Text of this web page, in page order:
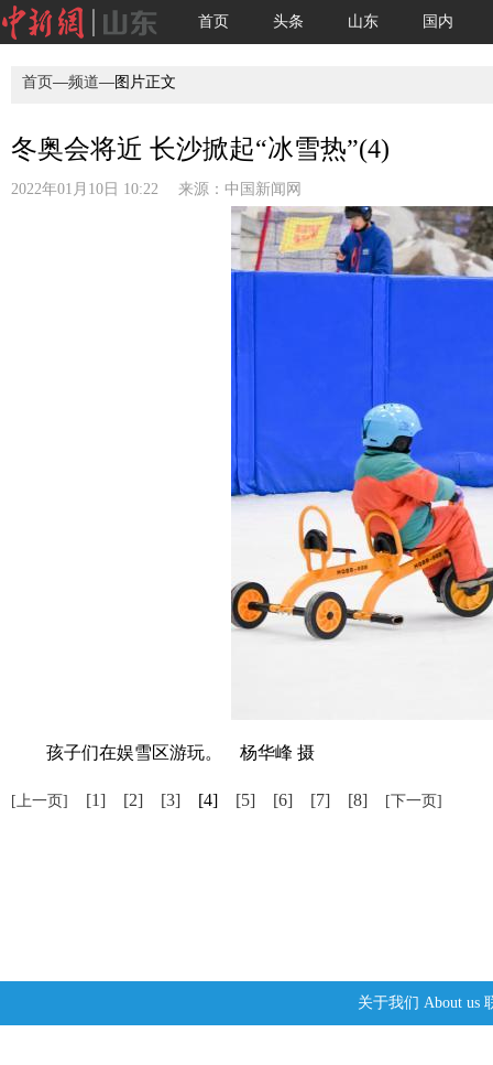
首页 头条 山东 国内
首页—频道—图片正文
冬奥会将近 长沙掀起“冰雪热”(4)
2022年01月10日 10:22 来源： 中国新闻网
孩子们在娱雪区游玩。 杨华峰 摄
[上一页] [1] [2] [3] [4] [5] [6] [7] [8] [下一页]
关于我们 About us